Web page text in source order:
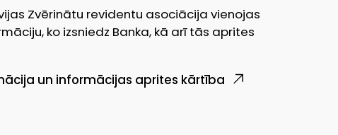
Zvērinātu revidentu asociācija vienojas
ko izsniedz Banka, kā arī tās aprites
un informācijas aprites kārtība